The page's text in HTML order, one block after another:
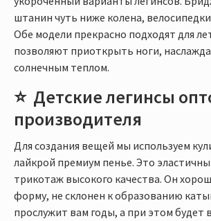
штанин чуть ниже колена,
Обе модели прекрасно подходят для
позволяют приоткрыть ноги,
солнечным теплом.
Детские легинсы
производителя
Для создания вещей мы используем
лайкрой премиум пенье. Это
трикотаж высокого качества. Он
форму, не склонен к образованию
прослужит вам годы, а при этом будет